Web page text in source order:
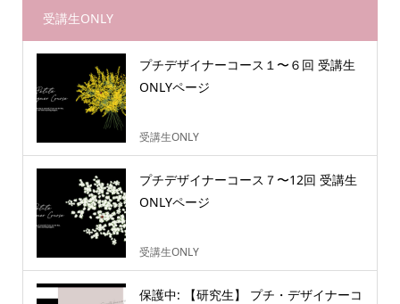
受講生ONLY
プチデザイナーコース１〜６回 受講生
ONLYページ
受講生ONLY
プチデザイナーコース７〜12回 受講生
ONLYページ
受講生ONLY
保護中: 【研究生】 プチ・デザイナーコ